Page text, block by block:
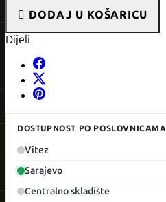
 DODAJ U KOŠARICU
Dijeli
DOSTUPNOST PO POSLOVNICAMA
Vitez
Sarajevo
Centralno skladište